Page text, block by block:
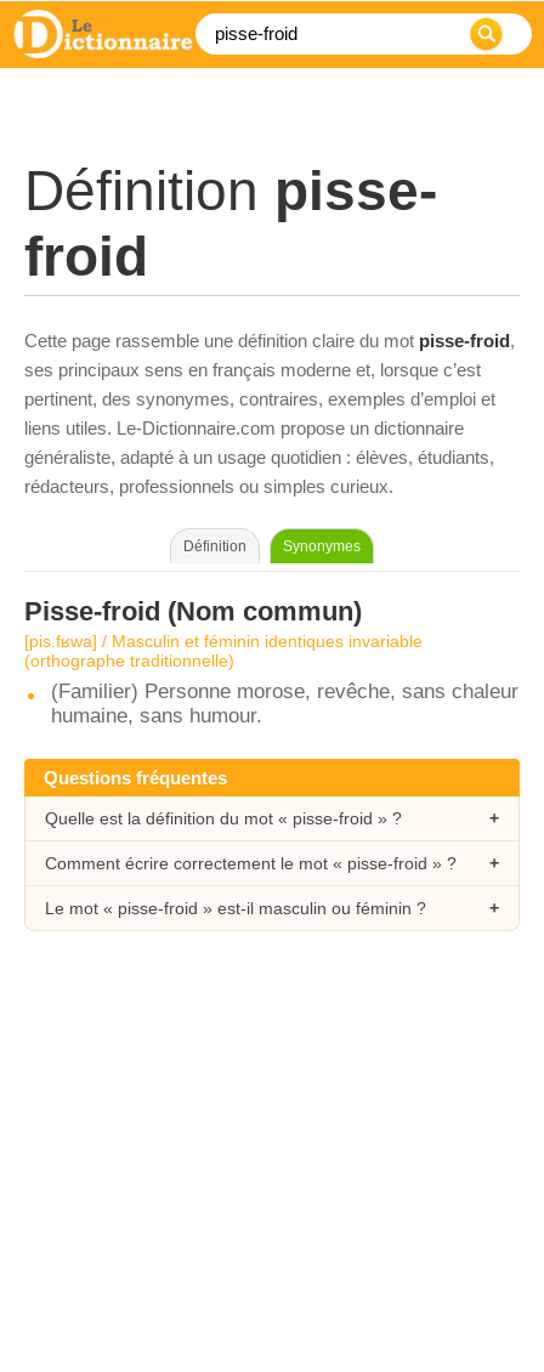
Définition pisse-
froid
Cette page rassemble une définition claire du mot pisse-froid,
ses principaux sens en français moderne et, lorsque c’est
pertinent, des synonymes, contraires, exemples d’emploi et
liens utiles. Le-Dictionnaire.com propose un dictionnaire
généraliste, adapté à un usage quotidien : élèves, étudiants,
rédacteurs, professionnels ou simples curieux.
Définition Synonymes
Pisse-froid (Nom commun)
[pis.fʁwa] / Masculin et féminin identiques invariable
(orthographe traditionnelle)
(Familier) Personne morose, revêche, sans chaleur
humaine, sans humour.
Questions fréquentes
Quelle est la définition du mot « pisse-froid » ?
Comment écrire correctement le mot « pisse-froid » ?
Le mot « pisse-froid » est-il masculin ou féminin ?